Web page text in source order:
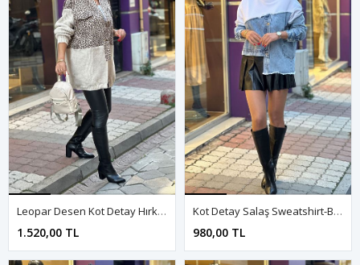
Leopar Desen Kot Detay Hırka-Krem
1.520,00 TL
Kot Detay Salaş Sweatshirt-Beyaz
980,00 TL